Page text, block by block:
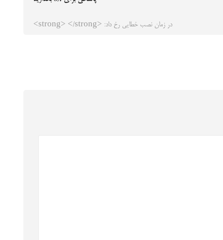
در زمان نصب خطایی رخ داد: <strong> </strong>